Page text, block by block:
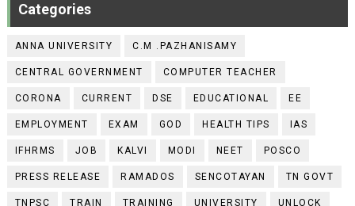
Categories
ANNA UNIVERSITY C.M .PAZHANISAMY
CENTRAL GOVERNMENT COMPUTER TEACHER
CORONA CURRENT DSE EDUCATIONAL EE
EMPLOYMENT EXAM GOD HEALTH TIPS IAS
IFHRMS JOB KALVI MODI NEET POSCO
PRESS RELEASE RAMADOS SENCOTAYAN TN GOVT
TNPSC TRAIN TRAINING UNIVERSITY UNLOCK